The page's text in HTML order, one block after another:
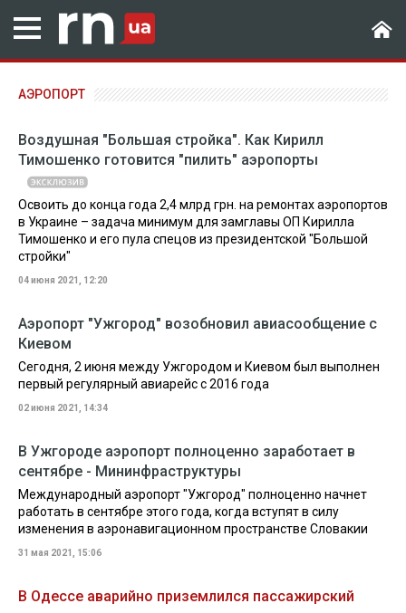
АЭРОПОРТ
Воздушная "Большая стройка". Как Кирилл
Тимошенко готовится "пилить" аэропорты
Освоить до конца года 2,4 млрд грн. на ремонтах аэропортов
в Украине – задача минимум для замглавы ОП Кирилла
Тимошенко и его пула спецов из президентской "Большой
стройки"
04 июня 2021, 12:20
Аэропорт "Ужгород" возобновил авиасообщение с
Киевом
Сегодня, 2 июня между Ужгородом и Киевом был выполнен
первый регулярный авиарейс с 2016 года
02 июня 2021, 14:34
В Ужгороде аэропорт полноценно заработает в
сентябре - Мининфраструктуры
Международный аэропорт "Ужгород" полноценно начнет
работать в сентябре этого года, когда вступят в силу
изменения в аэронавигационном пространстве Словакии
31 мая 2021, 15:06
В Одессе аварийно приземлился пассажирский